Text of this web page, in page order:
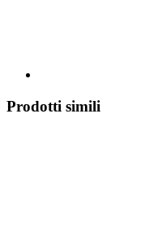
Prodotti simili